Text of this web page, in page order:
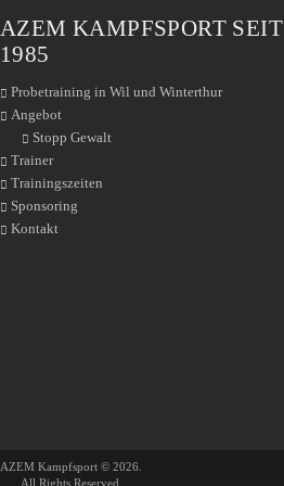
AZEM KAMPFSPORT SEIT
1985
Probetraining in Wil und Winterthur
Angebot
Stopp Gewalt
Trainer
Trainingszeiten
Sponsoring
Kontakt
AZEM Kampfsport © 2026.
All Rights Reserved.